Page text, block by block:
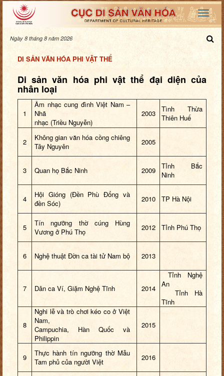
Ngày 8 tháng 8 năm 2026
DI SẢN VĂN HÓA PHI VẬT THỂ
Di sản văn hóa phi vật thể đại diện của
nhân loại
1
Âm nhạc cung đình Việt Nam –
Nhã
nhạc (Triều Nguyễn)
2003
Tình Thừa
Thiên Huế
2
Không gian văn hóa cồng chiêng
Tây Nguyên
2005
3 Quan họ Bắc Ninh 2009
Tỉnh Bắc
Ninh
4
Hội Gióng (Đền Phù Đổng và
đền Sóc)
2010 TP Hà Nội
5
Tín ngưỡng thờ cúng Hùng
Vương ở Phú Thọ
2012 Tỉnh Phú Thọ
6 Nghệ thuật Đờn ca tài tử Nam bộ 2013
7 Dân ca Ví, Giặm Nghệ Tĩnh 2014
Tỉnh Nghệ
An
Tỉnh Hà
Tĩnh
8
Nghi lễ và trò chơi kéo co ở Việt
Nam,
Campuchia, Hàn Quốc và
Philippin
2015
9
Thực hành tín ngưỡng thờ Mẫu
Tam phủ của người Việt
2016